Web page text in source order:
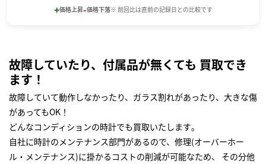
+価格上昇-価格下落※ 前回比は直前の記録日との比較です
故障していたり、付属品が無くても 買取でき
ます！
故障していて動作しなかったり、ガラス割れがあったり、大きな傷
があってもOK！
どんなコンディションの時計でも買取いたします｡
自社に時計のメンテナンス部門があるので、修理(オーバーホー
ル・メンテナンス)に掛かるコストの削減が可能なため、 その分他